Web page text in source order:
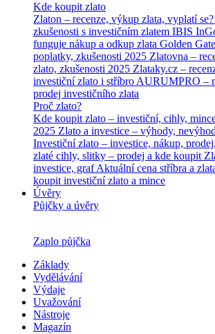
Kde koupit zlato
Zlaton – recenze, výkup zlata, vyplatí se?
zkušenosti s investičním zlatem IBIS
funguje nákup a odkup zlata Golden
poplatky, zkušenosti 2025 Zlatovna –
zlato, zkušenosti 2025 Zlataky.cz –
investiční zlato i stříbro AURUMPRO –
prodej investičního zlata
Proč zlato?
Kde koupit zlato – investiční, cihly,
2025 Zlato a investice – výhody,
Investiční zlato – investice, nákup,
zlaté cihly, slitky – prodej a kde koupit
investice, grafAktuální cena stříbra a
koupit investiční zlato a mince
Úvěry
Půjčky a úvěry
Zaplo půjčka
Základy
Vydělávání
Výdaje
Uvažování
Nástroje
Magazín